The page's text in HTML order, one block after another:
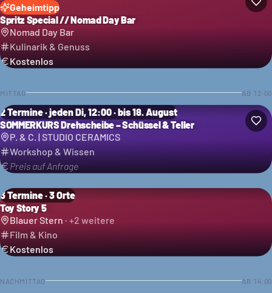
Geheimtipp
Spritz Special // Nomad Day Bar
Nomad Day Bar
Kulinarik & Genuss
Kostenlos
MITTAG AB 12:00
2 Termine · jeden Di, 12:00 · bis 18. August
SOMMERKURS Drehscheibe – Schüssel & Teller
P. & C. | STUDIO CERAMICS
Workshop & Wissen
Preis auf Anfrage
3 Termine · 3 Orte
Toy Story 5
Blauer Stern · +2 weitere
Film & Kino
Kostenlos
NACHMITTAG AB 14:00